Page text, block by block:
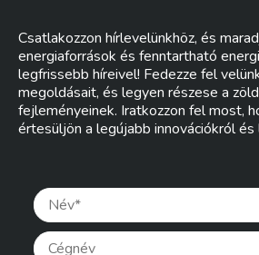
Csatlakozzon hírlevelünkhöz, és
energiaforrások és fenntartható
legfrissebb híreivel! Fedezze fel
megoldásait, és legyen részese a
fejleményeinek. Iratkozzon fel most,
értesüljön a legújabb innovációkról